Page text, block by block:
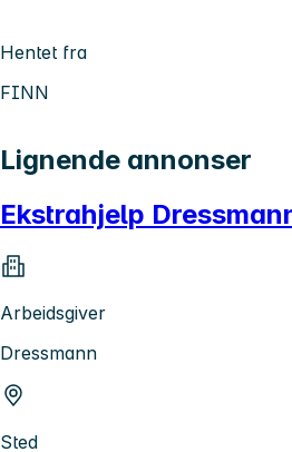
Hentet fra
FINN
Lignende annonser
Ekstrahjelp
Arbeidsgiver
Dressmann
Sted